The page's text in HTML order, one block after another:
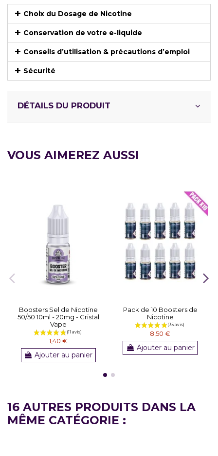
Choix du Dosage de Nicotine
Conservation de votre e-liquide
Conseils d’utilisation & précautions d’emploi
Sécurité
DÉTAILS DU PRODUIT
VOUS AIMEREZ AUSSI
Boosters Sel de Nicotine
50/50 10ml - 20mg - Cristal
Vape
1,40 €
Ajouter au panier
Pack de 10 Boosters de
Nicotine
8,50 €
Ajouter au panier
16 AUTRES PRODUITS DANS LA
MÊME CATÉGORIE :